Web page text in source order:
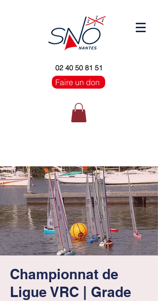
02 40 50 81 51
Faire un don
Championnat de
Ligue VRC | Grade